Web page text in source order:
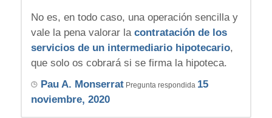
No es, en todo caso, una operación sencilla y
vale la pena valorar la contratación de los
servicios de un intermediario hipotecario,
que solo os cobrará si se firma la hipoteca.
Pau A. MonserratPregunta respondida 15
noviembre, 2020